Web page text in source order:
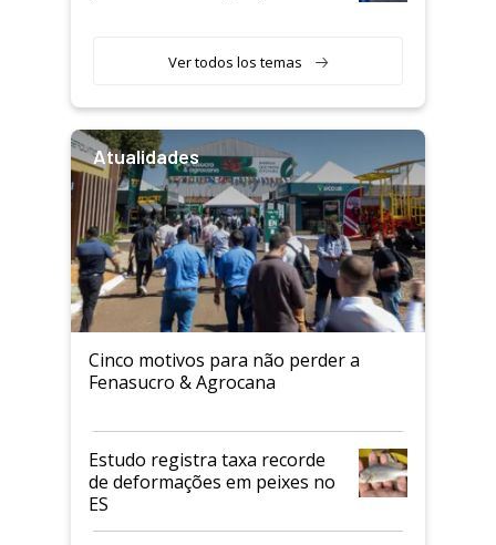
Ver todos los temas
Atualidades
Cinco motivos para não perder a
Fenasucro & Agrocana
Estudo registra taxa recorde
de deformações em peixes no
ES